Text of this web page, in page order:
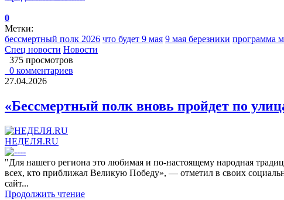
0
Метки:
бессмертный полк 2026 что будет 9 мая 9 мая березники программа
Спец новости Новости
375 просмотров
0 комментариев
27.04.2026
«Бессмертный полк вновь пройдет по
НЕДЕЛЯ.RU
"Для нашего региона это любимая и по-настоящему народная
всех, кто приближал Великую Победу», — отметил в своих
сайт...
Продолжить чтение